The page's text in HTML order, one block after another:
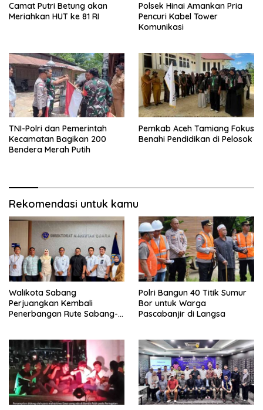
Camat Putri Betung akan
Meriahkan HUT ke 81 RI
Polsek Hinai Amankan Pria
Pencuri Kabel Tower
Komunikasi
TNI-Polri dan Pemerintah
Kecamatan Bagikan 200
Bendera Merah Putih
Pemkab Aceh Tamiang Fokus
Benahi Pendidikan di Pelosok
Rekomendasi untuk kamu
Walikota Sabang
Perjuangkan Kembali
Penerbangan Rute Sabang-
Polri Bangun 40 Titik Sumur
Bor untuk Warga
Pascabanjir di Langsa